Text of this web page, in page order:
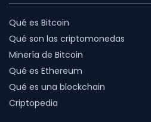
Qué es Bitcoin
Qué son las criptomonedas
Minería de Bitcoin
Qué es Ethereum
Qué es una blockchain
Criptopedia